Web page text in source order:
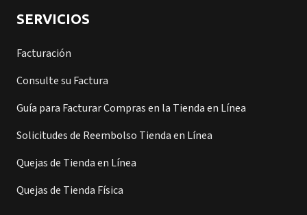
SERVICIOS
Facturación
Consulte su Factura
Guía para Facturar Compras en la Tienda en Línea
Solicitudes de Reembolso Tienda en Línea
Quejas de Tienda en Línea
Quejas de Tienda Física